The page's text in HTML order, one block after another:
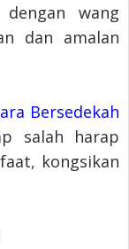
wang
dan amalan
Bersedekah
salah harap
kongsikan